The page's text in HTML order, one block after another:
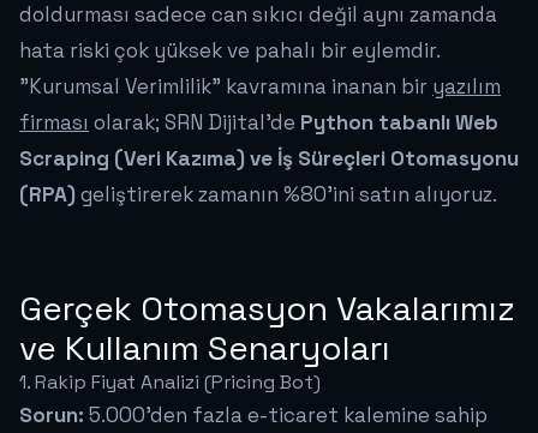
doldurması sadece can sıkıcı değil aynı zamanda
hata riski çok yüksek ve pahalı bir eylemdir.
"Kurumsal Verimlilik" kavramına inanan bir yazılım
firması olarak; SRN Dijital'de Python tabanlı Web
Scraping (Veri Kazıma) ve İş Süreçleri Otomasyonu
(RPA) geliştirerek zamanın %80'ini satın alıyoruz.
Gerçek Otomasyon Vakalarımız
ve Kullanım Senaryoları
1. Rakip Fiyat Analizi (Pricing Bot)
Sorun: 5.000'den fazla e-ticaret kalemine sahip